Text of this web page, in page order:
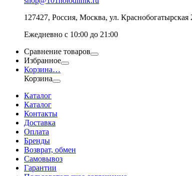
127427, Россия, Москва, ул.
Ежедневно с 10:00 до 21:00
Сравнение товаров
Избранное
Корзина…
Корзина
Каталог
Каталог
Контакты
Доставка
Оплата
Бренды
Возврат, обмен
Самовывоз
Гарантии